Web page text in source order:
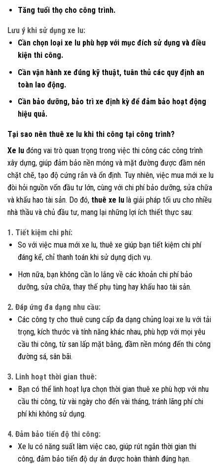
Tăng tuổi thọ cho công trình.
Lưu ý khi sử dụng xe lu:
Cần chọn loại xe lu phù hợp với mục đích sử dụng và điều
kiện thi công.
Cần vận hành xe đúng kỹ thuật, tuân thủ các quy định an
toàn lao động.
Cần bảo dưỡng, bảo trì xe định kỳ để đảm bảo hoạt động
hiệu quả.
Tại sao nên thuê xe lu khi thi công tại công trình?
Xe lu đóng vai trò quan trọng trong việc thi công các công trình
xây dựng, giúp đảm bảo nền móng và mặt đường được đầm nén
chặt chẽ, tạo độ cứng rắn và ổn định. Tuy nhiên, việc mua mới xe lu
đòi hỏi nguồn vốn đầu tư lớn, cùng với chi phí bảo dưỡng, sửa chữa
và khấu hao tài sản. Do đó, thuê xe lu là giải pháp tối ưu cho nhiều
nhà thầu và chủ đầu tư, mang lại những lợi ích thiết thực sau:
1. Tiết kiệm chi phí:
So với việc mua mới xe lu, thuê xe giúp bạn tiết kiệm chi phí
đáng kể, chỉ thanh toán khi sử dụng dịch vụ.
Hơn nữa, bạn không cần lo lắng về các khoản chi phí bảo
dưỡng, sửa chữa, thay thế phụ tùng hay khấu hao tài sản.
2. Đáp ứng đa dạng nhu cầu:
Các công ty cho thuê cung cấp đa dạng chủng loại xe lu với tải
trọng, kích thước và tính năng khác nhau, phù hợp với mọi yêu
cầu thi công, từ san lấp mặt bằng, đầm nền móng đến thi công
đường sá, sân bãi.
3. Linh hoạt thời gian thuê:
Bạn có thể linh hoạt lựa chọn thời gian thuê xe phù hợp với nhu
cầu thi công, từ vài ngày cho đến vài tháng, tránh lãng phí chi
phí khi không sử dụng.
4. Đảm bảo tiến độ thi công:
Xe lu có năng suất làm việc cao, giúp rút ngắn thời gian thi
công, đảm bảo tiến độ dự án được hoàn thành đúng hạn.